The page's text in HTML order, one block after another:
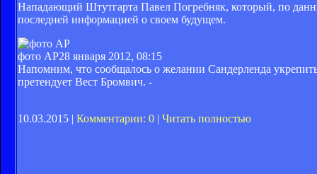
Нападающий Штутгарта Павел Погребняк, который, по
последней информацией о своем будущем.
фото AP28 января 2012, 08:15
Напомним, что сообщалось о желании Сандерленда
претендует Вест Бромвич. -
10.03.2015 | Комментарии: 0 | Читать полностью